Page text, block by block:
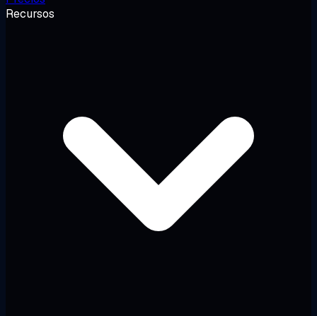
Recursos